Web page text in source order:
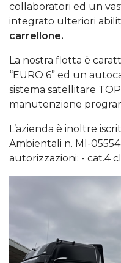
collaboratori ed un
integrato ulteriori
carrellone.
La nostra flotta è
“EURO 6” ed un
sistema satellitare
manutenzione
L’azienda è inoltre
Ambientali n. MI-
autorizzazioni: - cat.4